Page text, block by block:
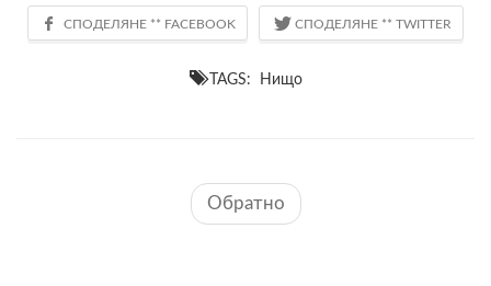
TAGS: Нищо
Обратно